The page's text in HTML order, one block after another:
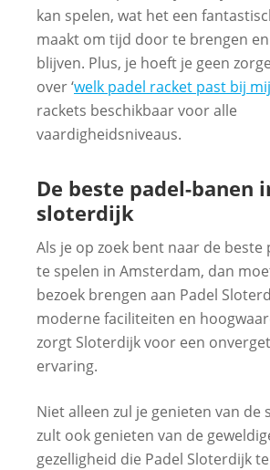
kan spelen, wat het een
maakt om tijd door te brengen
blijven. Plus, je hoeft je geen
over ‘welk padel racket past bij mij
rackets beschikbaar voor alle
vaardigheidsniveaus.
De beste padel-banen
sloterdijk
Als je op zoek bent naar de beste
te spelen in Amsterdam, dan
bezoek brengen aan Padel
moderne faciliteiten en
zorgt Sloterdijk voor een
ervaring.
Niet alleen zul je genieten van de
zult ook genieten van de
gezelligheid die Padel Sloterdijk